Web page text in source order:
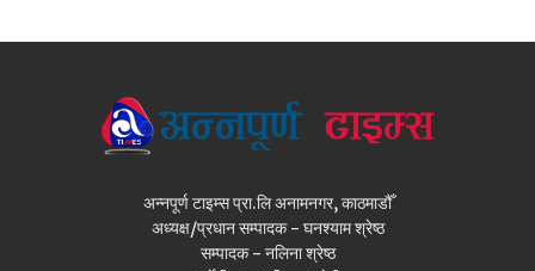
अन्नपूर्ण टाइम्स प्रा.लि अनामनगर, काठमाडौँ
अध्यक्ष/प्रधान सम्पादक - घनश्याम श्रेष्ठ
सम्पादक - नलिना श्रेष्ठ